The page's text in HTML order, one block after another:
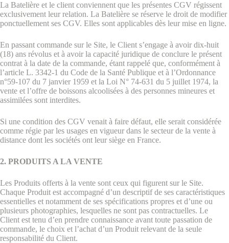
La Batelière et le client conviennent que les présentes CGV régissent
exclusivement leur relation. La Batelière se réserve le droit de modifier
ponctuellement ses CGV. Elles sont applicables dès leur mise en ligne.
En passant commande sur le Site, le Client s’engage à avoir dix-huit
(18) ans révolus et à avoir la capacité juridique de conclure le présent
contrat à la date de la commande, étant rappelé que, conformément à
l’article L. 3342-1 du Code de la Santé Publique et à l’Ordonnance
n°59-107 du 7 janvier 1959 et la Loi N° 74-631 du 5 juillet 1974, la
vente et l’offre de boissons alcoolisées à des personnes mineures et
assimilées sont interdites.
Si une condition des CGV venait à faire défaut, elle serait considérée
comme régie par les usages en vigueur dans le secteur de la vente à
distance dont les sociétés ont leur siège en France.
2. PRODUITS A LA VENTE
Les Produits offerts à la vente sont ceux qui figurent sur le Site.
Chaque Produit est accompagné d’un descriptif de ses caractéristiques
essentielles et notamment de ses spécifications propres et d’une ou
plusieurs photographies, lesquelles ne sont pas contractuelles. Le
Client est tenu d’en prendre connaissance avant toute passation de
commande, le choix et l’achat d’un Produit relevant de la seule
responsabilité du Client.